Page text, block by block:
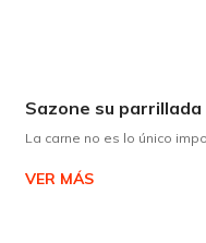
Sazone su
La carne no es lo único
VER MÁS